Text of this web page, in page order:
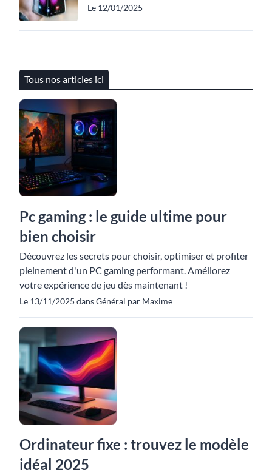
Le 12/01/2025
Tous nos articles ici
Pc gaming : le guide ultime pour
bien choisir
Découvrez les secrets pour choisir, optimiser et profiter
pleinement d'un PC gaming performant. Améliorez
votre expérience de jeu dès maintenant !
Le 13/11/2025 dans Général par Maxime
Ordinateur fixe : trouvez le modèle
idéal 2025